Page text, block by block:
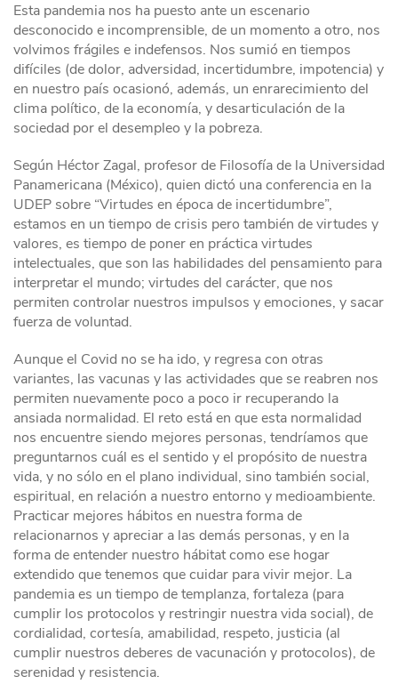
Esta pandemia nos ha puesto ante un escenario
desconocido e incomprensible, de un momento a otro, nos
volvimos frágiles e indefensos. Nos sumió en tiempos
difíciles (de dolor, adversidad, incertidumbre, impotencia) y
en nuestro país ocasionó, además, un enrarecimiento del
clima político, de la economía, y desarticulación de la
sociedad por el desempleo y la pobreza.
Según Héctor Zagal, profesor de Filosofía de la Universidad
Panamericana (México), quien dictó una conferencia en la
UDEP sobre “Virtudes en época de incertidumbre”,
estamos en un tiempo de crisis pero también de virtudes y
valores, es tiempo de poner en práctica virtudes
intelectuales, que son las habilidades del pensamiento para
interpretar el mundo; virtudes del carácter, que nos
permiten controlar nuestros impulsos y emociones, y sacar
fuerza de voluntad.
Aunque el Covid no se ha ido, y regresa con otras
variantes, las vacunas y las actividades que se reabren nos
permiten nuevamente poco a poco ir recuperando la
ansiada normalidad. El reto está en que esta normalidad
nos encuentre siendo mejores personas, tendríamos que
preguntarnos cuál es el sentido y el propósito de nuestra
vida, y no sólo en el plano individual, sino también social,
espiritual, en relación a nuestro entorno y medioambiente.
Practicar mejores hábitos en nuestra forma de
relacionarnos y apreciar a las demás personas, y en la
forma de entender nuestro hábitat como ese hogar
extendido que tenemos que cuidar para vivir mejor. La
pandemia es un tiempo de templanza, fortaleza (para
cumplir los protocolos y restringir nuestra vida social), de
cordialidad, cortesía, amabilidad, respeto, justicia (al
cumplir nuestros deberes de vacunación y protocolos), de
serenidad y resistencia.